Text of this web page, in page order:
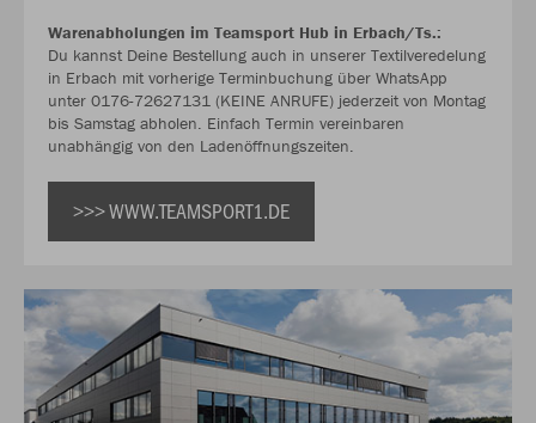
Warenabholungen im Teamsport Hub in Erbach/Ts.:
Du kannst Deine Bestellung auch in unserer Textilveredelung
in Erbach mit vorherige Terminbuchung über WhatsApp
unter 0176-72627131 (KEINE ANRUFE) jederzeit von Montag
bis Samstag abholen. Einfach Termin vereinbaren
unabhängig von den Ladenöffnungszeiten.
>>> WWW.TEAMSPORT1.DE